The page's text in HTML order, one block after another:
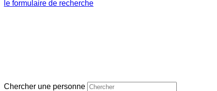
le formulaire de recherche
Chercher une personne